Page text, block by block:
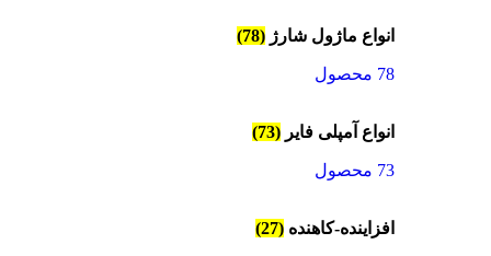
انواع ماژول شارژ (78)
78 محصول
انواع آمپلی فایر (73)
73 محصول
افزاینده-کاهنده (27)